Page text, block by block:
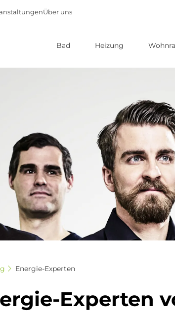
Über uns
Bad Heizung
Energie-Experten
Ex­per­ten